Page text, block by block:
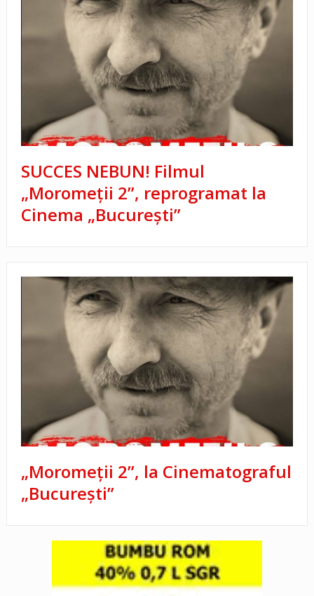
SUCCES NEBUN! Filmul
„Moromeţii 2”, reprogramat la
Cinema „Bucureşti”
„Moromeţii 2”, la Cinematograful
„Bucureşti”